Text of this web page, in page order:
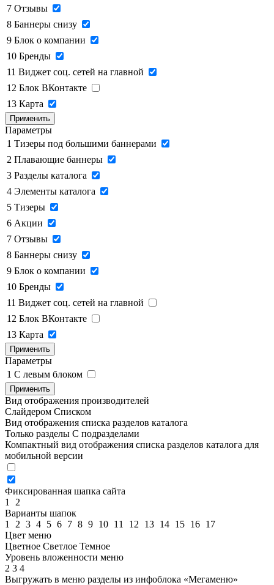
7 Отзывы
8 Баннеры снизу
9 Блок о компании
10 Бренды
11 Виджет соц. сетей на главной
12 Блок ВКонтакте
13 Карта
Применить
Параметры
1 Тизеры под большими баннерами
2 Плавающие баннеры
3 Разделы каталога
4 Элементы каталога
5 Тизеры
6 Акции
7 Отзывы
8 Баннеры снизу
9 Блок о компании
10 Бренды
11 Виджет соц. сетей на главной
12 Блок ВКонтакте
13 Карта
Применить
Параметры
1 C левым блоком
Применить
Вид отображения производителей
Слайдером Списком
Вид отображения списка разделов каталога
Только разделы С подразделами
Компактный вид отображения списка разделов каталога для
мобильной версии
Фиксированная шапка сайта
1
2
Варианты шапок
1
2 3 4 5 6 7 8 9 10 11 12 13 14 15 16 17
Цвет меню
Цветное Светлое Темное
Уровень вложенности меню
2 3 4
Выгружать в меню разделы из инфоблока «Мегаменю»